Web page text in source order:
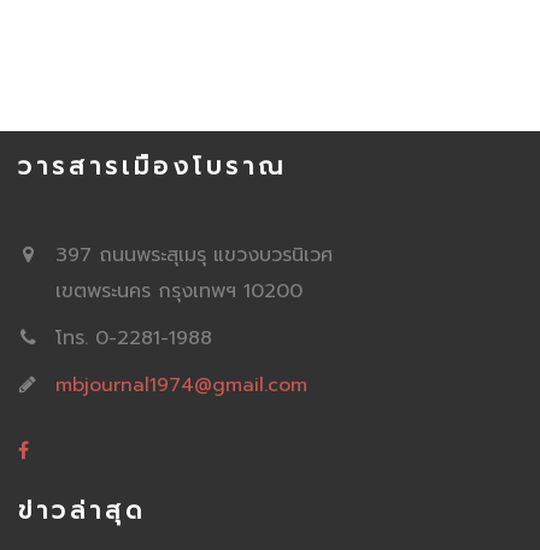
วารสารเมืองโบราณ
397 ถนนพระสุเมรุ แขวงบวรนิเวศ
เขตพระนคร กรุงเทพฯ 10200
โทร. 0-2281-1988
mbjournal1974@gmail.com
ข่าวล่าสุด